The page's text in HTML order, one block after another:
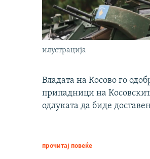
илустрација
Владата на Косово го
припадници на
одлуката да биде
прочитај повеќе